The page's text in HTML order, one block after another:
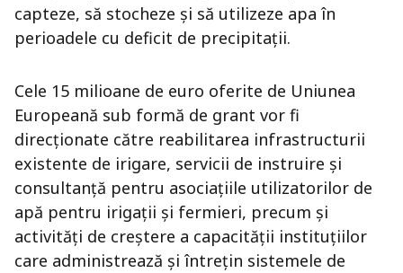
capteze, să stocheze și să utilizeze apa în
perioadele cu deficit de precipitații.
Cele 15 milioane de euro oferite de Uniunea
Europeană sub formă de grant vor fi
direcționate către reabilitarea infrastructurii
existente de irigare, servicii de instruire și
consultanță pentru asociațiile utilizatorilor de
apă pentru irigații și fermieri, precum și
activități de creștere a capacității instituțiilor
care administrează și întrețin sistemele de